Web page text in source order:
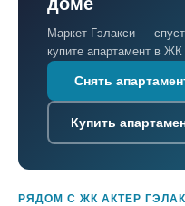
Маркет Гэлакси —
купите апартамент в ЖК
Снять
Купить
РЯДОМ С ЖК АКТЕР